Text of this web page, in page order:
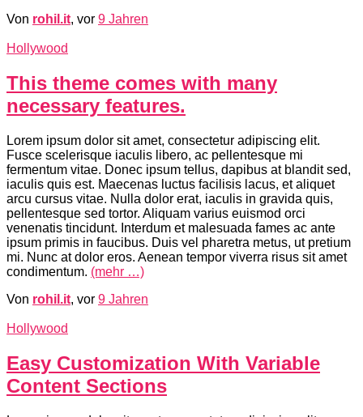
Von rohil.it, vor 9 Jahren
Hollywood
This theme comes with many
necessary features.
Lorem ipsum dolor sit amet, consectetur adipiscing elit.
Fusce scelerisque iaculis libero, ac pellentesque mi
fermentum vitae. Donec ipsum tellus, dapibus at blandit sed,
iaculis quis est. Maecenas luctus facilisis lacus, et aliquet
arcu cursus vitae. Nulla dolor erat, iaculis in gravida quis,
pellentesque sed tortor. Aliquam varius euismod orci
venenatis tincidunt. Interdum et malesuada fames ac ante
ipsum primis in faucibus. Duis vel pharetra metus, ut pretium
mi. Nunc at dolor eros. Aenean tempor viverra risus sit amet
condimentum. (mehr …)
Von rohil.it, vor 9 Jahren
Hollywood
Easy Customization With Variable
Content Sections